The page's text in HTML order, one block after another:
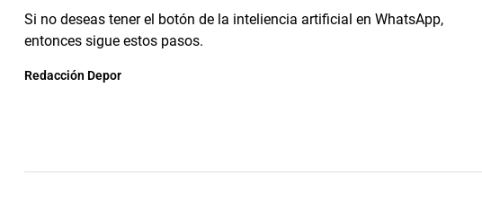
Si no deseas tener el botón de la inteliencia artificial en WhatsApp,
entonces sigue estos pasos.
Redacción Depor